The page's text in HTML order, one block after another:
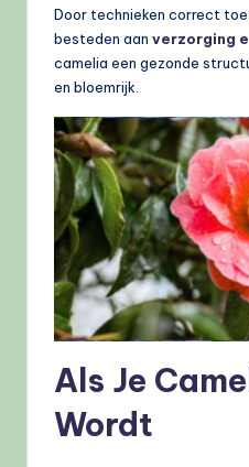
Door technieken correct
besteden aan verzorging
camelia een gezonde
en bloemrijk.
Als Je
Wordt